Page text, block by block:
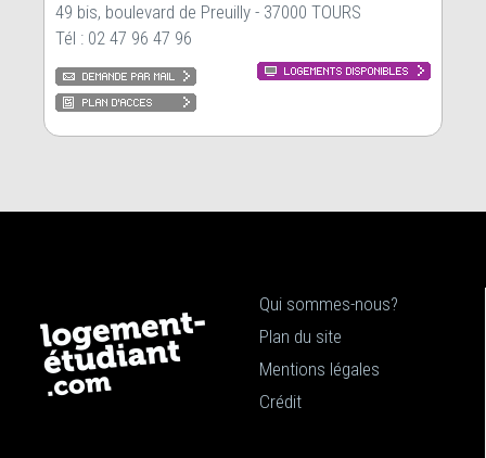
49 bis, boulevard de Preuilly - 37000 TOURS
Tél : 02 47 96 47 96
Qui sommes-nous?
Plan du site
Mentions légales
Crédit